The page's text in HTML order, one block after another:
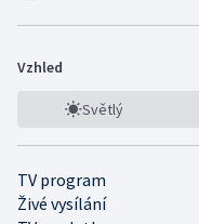
Vzhled
Světlý
TV program
Živé vysílání